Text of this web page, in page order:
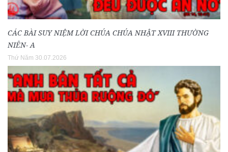
CÁC BÀI SUY NIỆM LỜI CHÚA CHÚA NHẬT XVIII THƯỜNG
NIÊN- A
Thứ Năm 30.07.2026